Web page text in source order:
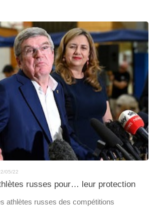
05/22
russes pour… leur protection
athlètes russes des compétitions